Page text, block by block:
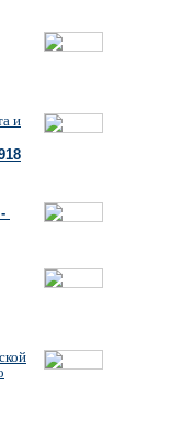
и
-